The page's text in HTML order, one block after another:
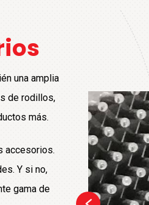
una amplia
de rodillos,
más.
accesorios.
Y si no,
gama de